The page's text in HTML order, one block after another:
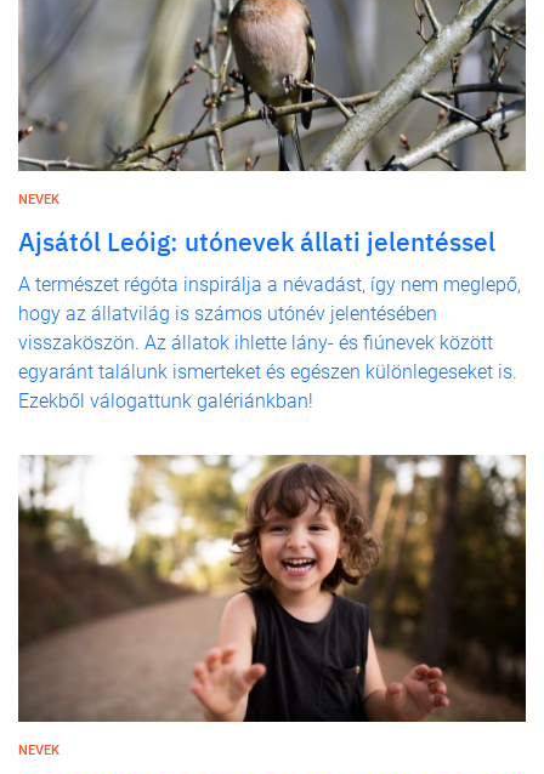
NEVEK
Ajsától Leóig: utónevek állati jelentéssel
A természet régóta inspirálja a névadást, így nem meglepő,
hogy az állatvilág is számos utónév jelentésében
visszaköszön. Az állatok ihlette lány- és fiúnevek között
egyaránt találunk ismerteket és egészen különlegeseket is.
Ezekből válogattunk galériánkban!
NEVEK